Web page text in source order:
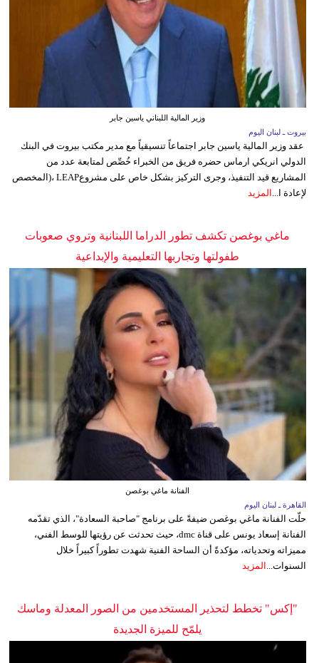
وزير المالية اللبناني ياسين جابر
بيروت ـ لبنان اليوم
عقد وزير المالية ياسين جابر اجتماعاً تنسيقياً مع مدير مكتب بيروت في البنك
الدولي انريكي ارماس حضره فريق من الخبراء خُصِّص لمتابعة عدد من
المشاريع قيد التنفيذ، وجرى التركيز بشكل خاص على مشروعLEAP ،(المخصص
لإعادة ا... المزيد
ماغي بوغصن تكشف تطور الدراما اللبنانية وتروي صعوبات
طفولتها وتجاربها التعليمية والإبداعية
الفنانة ماغي بوغصن
القاهرة ـ لبنان اليوم
حلّت الفنانة ماغي بوغصن ضيفةً على برنامج "صاحبة السعادة"، الذي تقدّمه
الفنانة إسعاد يونس على قناة dmc، حيث تحدثت عن رؤيتها للوسط الفني،
مميزاته وتحدياته، مؤكدةً أن الساحة الفنية شهدت تطوراً كبيراً خلال
السنوات...
المزيد
"إكس" تخطط لتحذير المستخدمين من الصور المعدلة وماسك
يلمّح للميزة الجديدة